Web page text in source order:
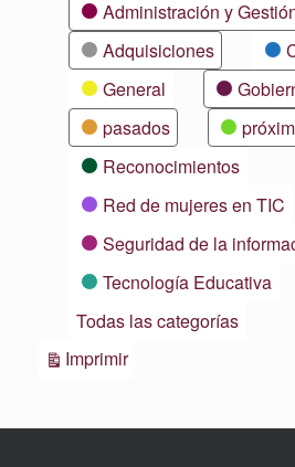
Administración y
Adquisiciones
General
pasados
Reconocimientos
Red de mujeres en TIC
Seguridad de la
Tecnología Educativa
Todas las categorías
ImprimirVistas